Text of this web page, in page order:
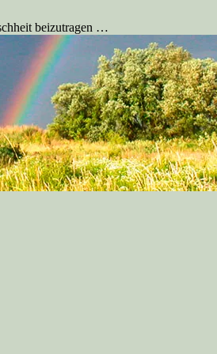
beizutragen …